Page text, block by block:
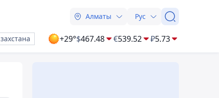
Алматы Рус
+29°$467.48 €539.52 ₽5.73